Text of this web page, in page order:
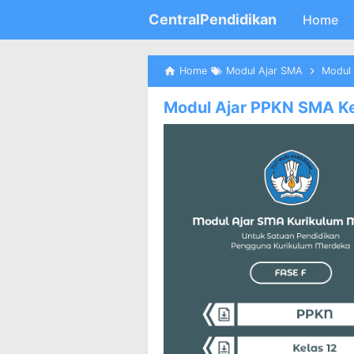
CentralPendidikan Home
Home Modul Ajar SMA Modul
Modul Ajar PPKN SMA